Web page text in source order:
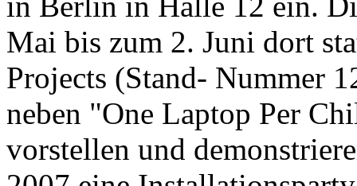
Mai bis zum 2. Juni dort
Projects (Stand- Nummer
neben "One Laptop Per
vorstellen und